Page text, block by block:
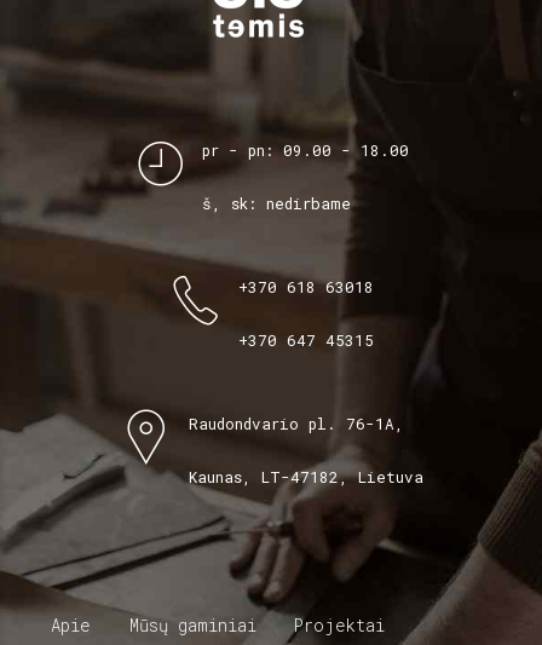
pr - pn: 09.00 - 18.00
š, sk: nedirbame
+370 618 63018
+370 647 45315
Raudondvario pl. 76-1A,
Kaunas, LT-47182, Lietuva
Apie Mūsų gaminiai
Projektai